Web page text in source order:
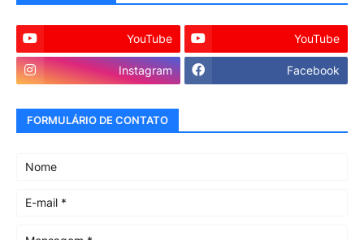
YouTube YouTube
Instagram Facebook
FORMULÁRIO DE CONTATO